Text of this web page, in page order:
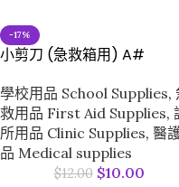
-17%
小剪刀 (急救箱用) A#
學校用品 School Supplies,
救用品 First Aid Supplies,
所用品 Clinic Supplies, 醫
品 Medical supplies
$12.00 $10.00